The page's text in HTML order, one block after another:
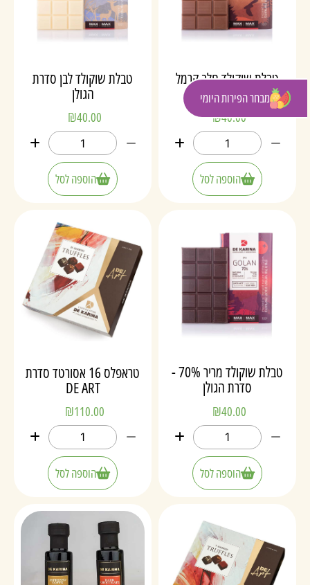
מבחר הפירות היומי
טבלת שוקולד חלב קרמל
מלוח - סדרת הגולן
₪40.00
הוספה לסל
טבלת שוקולד לבן סדרת
הגולן
₪40.00
הוספה לסל
טבלת שוקולד מריר 70% -
סדרת הגולן
₪40.00
הוספה לסל
טראפלס 16 אסורטד סדרת
DE ART
₪110.00
הוספה לסל